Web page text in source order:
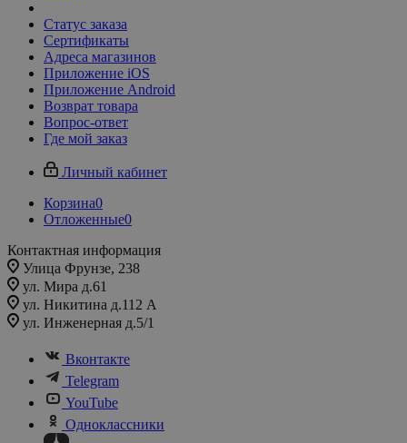
Статус заказа
Сертификаты
Адреса магазинов
Приложение iOS
Приложение Android
Возврат товара
Вопрос-ответ
Где мой заказ
Личный кабинет
Корзина0
Отложенные0
Контактная информация
Улица Фрунзе, 238​
ул. Мира д.61
ул. Никитина д.112 А
ул. Инженерная д.5/1
Вконтакте
Telegram
YouTube
Одноклассники